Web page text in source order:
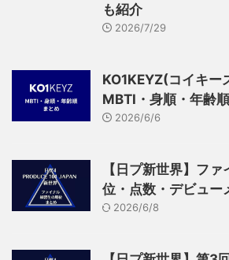
も紹介
2026/7/29
KO1KEYZ(コイキー
MBTI・身順・年齢
2026/6/6
【日プ新世界】フ
位・点数・デビュー
2026/6/8